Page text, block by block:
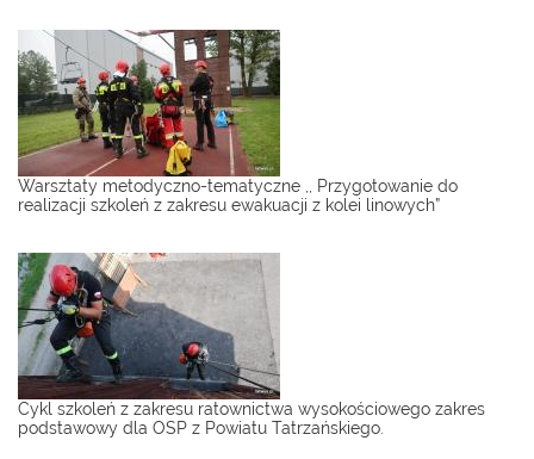
Warsztaty metodyczno-tematyczne ,, Przygotowanie do
realizacji szkoleń z zakresu ewakuacji z kolei linowych”
Cykl szkoleń z zakresu ratownictwa wysokościowego zakres
podstawowy dla OSP z Powiatu Tatrzańskiego.